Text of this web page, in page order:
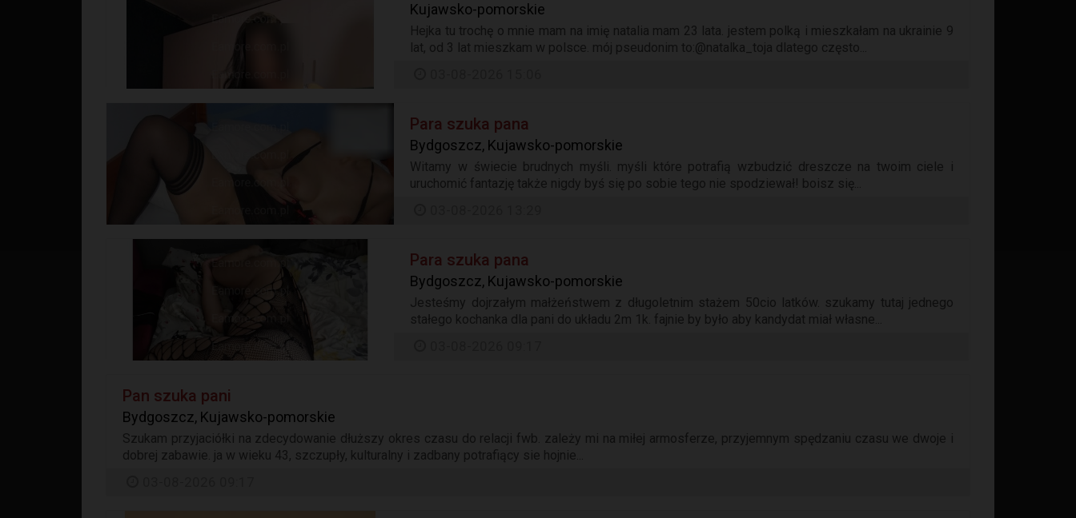
Kujawsko-pomorskie
Hejka tu trochę o mnie mam na imię natalia mam 23 lata. jestem polką i mieszkałam na ukrainie 9
lat, od 3 lat mieszkam w polsce. mój pseudonim to:@natalka_toja dlatego często...
Para szuka pana
Bydgoszcz, Kujawsko-pomorskie
Witamy w świecie brudnych myśli. myśli które potrafią wzbudzić dreszcze na twoim ciele i
uruchomić fantazję także nigdy byś się po sobie tego nie spodziewał! boisz się...
Para szuka pana
Bydgoszcz, Kujawsko-pomorskie
Jesteśmy dojrzałym małżeństwem z długoletnim stażem 50cio latków. szukamy tutaj jednego
stałego kochanka dla pani do układu 2m 1k. fajnie by było aby kandydat miał własne...
Pan szuka pani
Bydgoszcz, Kujawsko-pomorskie
Szukam przyjaciółki na zdecydowanie dłuższy okres czasu do relacji fwb. zależy mi na miłej armosferze, przyjemnym spędzaniu czasu we dwoje i
dobrej zabawie. ja w wieku 43, szczupły, kulturalny i zadbany potrafiący sie hojnie...